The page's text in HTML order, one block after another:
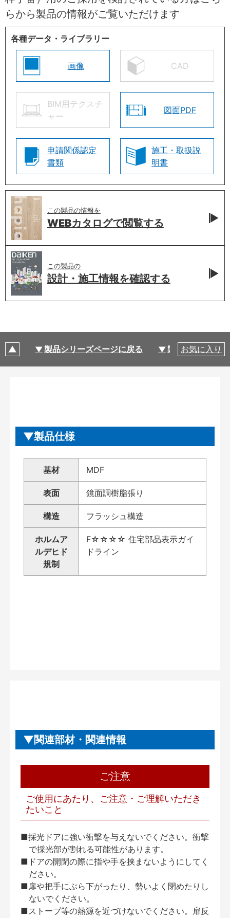
らから製品の情報がご覧いただけます
各種データ・ライブラリー
画像 CAD
BIM用テクスチ
ャー
図面PDF
申請関係認定
書類
施工・取扱説
明書
この製品の情報を
WEBカタログで閲覧する
この製品の
設計・施工情報を確認する
製品シリーズページに戻る 製品仕様
お気に入り
製品仕様
基材 MDF
表面 鏡面調樹脂張り
構造 フラッシュ構造
ホルムア
ルデヒド
規制
F☆☆☆☆ 住宅部品表示ガイ
ドライン
関連部材・関連情報
ご注意
ご使用にあたり、ご注意・ご理解いただき
たいこと
■採光ドアに強い衝撃を与えないでください。衝撃
で採光部が割れる可能性があります。
■ドアの開閉の際に指や手を挟まないようにしてく
ださい。
■扉や把手にぶら下がったり、勢いよく閉めたりし
ないでください。
■ストーブ等の熱源を近づけないでください。扉反